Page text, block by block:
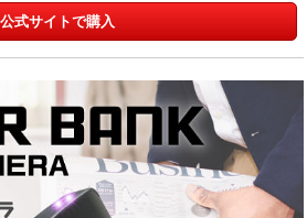
公式サイトで購入